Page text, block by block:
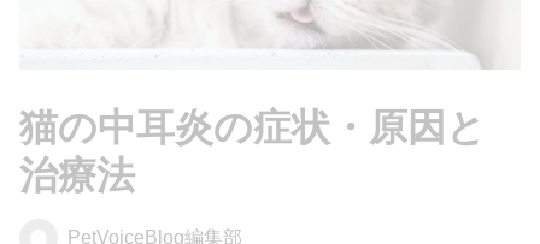
猫の中耳炎の症状・原因と
治療法
PetVoiceBlog編集部